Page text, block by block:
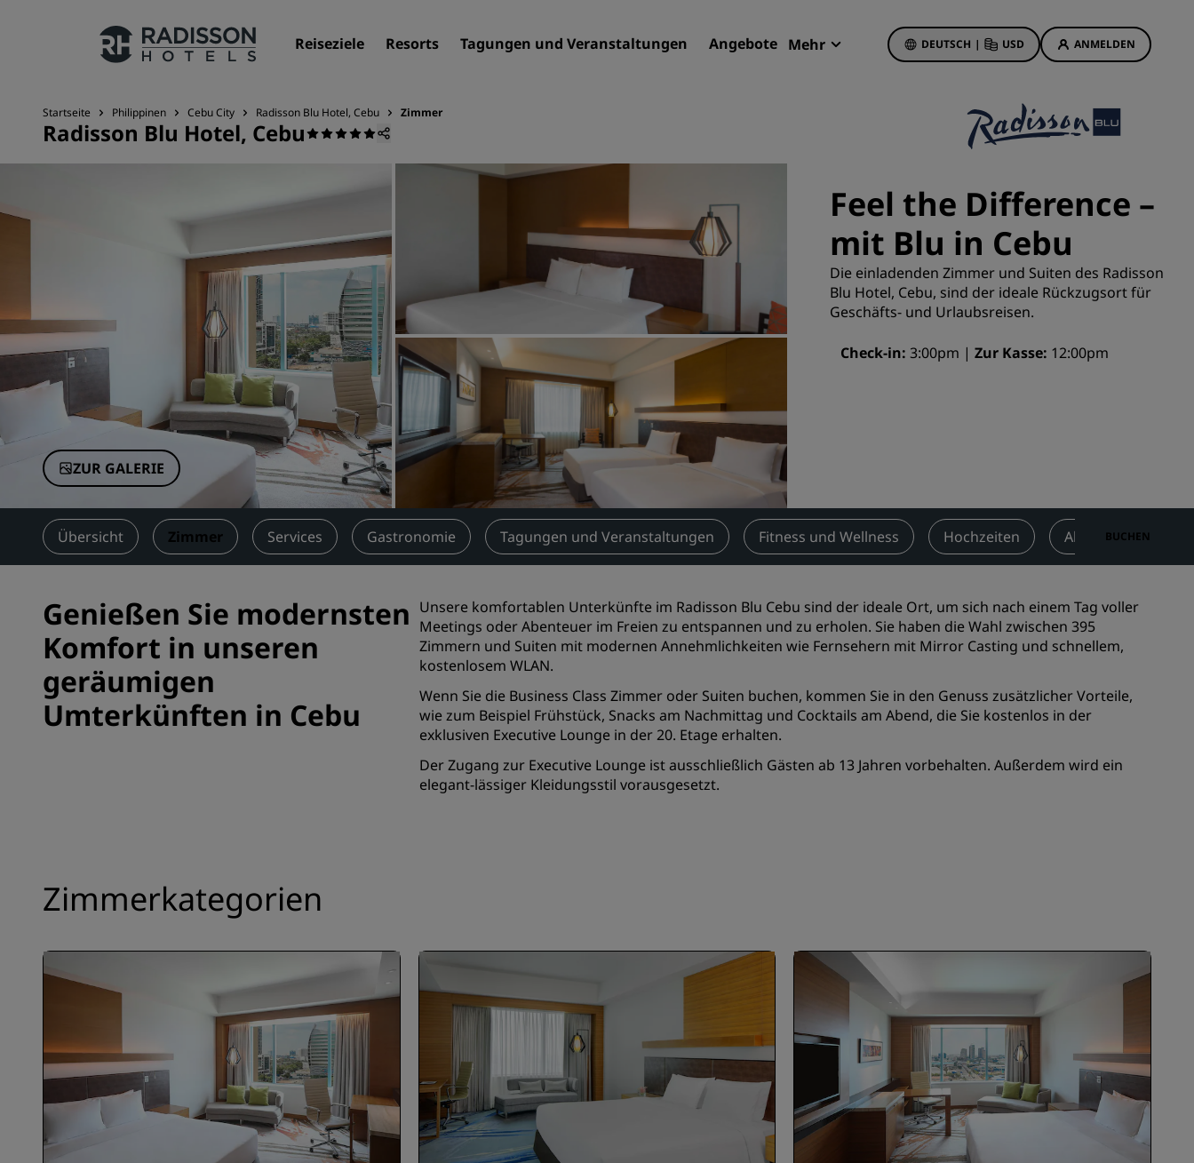
Reiseziele Resorts Tagungen und Veranstaltungen Angebote Mehr DEUTSCH | USD ANMELDEN
Unsere Marken
Verbundene Marken in China
Serviced Apartments
Flughafenhotels
Neue und geplante Hotels
Tagungen und
Veranstaltungen
Einen Meetingraum buchen
Fordern Sie ein Angebot an
Veranstaltungsorte
Flüge suchen
Restaurants
Digitale Services
Hotelangebote
Bonus für die erste Buchung
Deals of the Day
Im Voraus buchen
Unsere Angebote anzeigen
Geschäftsreisender
Hotels im Stadtzentrum
Besuchen Sie unseren Blog
Radisson Rewards
Entdecken Sie Radisson Rewards
So verwenden Sie Punkte
So sammeln Sie Punkte
Startseite Philippinen Cebu City Radisson Blu Hotel, Cebu Zimmer
Radisson Blu Hotel, Cebu
ZUR GALERIE
Feel the Difference –
mit Blu in Cebu
Die einladenden Zimmer und Suiten des Radisson
Blu Hotel, Cebu, sind der ideale Rückzugsort für
Geschäfts- und Urlaubsreisen.
Check-in 3:00pm Zur Kasse 12:00pm
Übersicht Zimmer Services Gastronomie Tagungen und Veranstaltungen Fitness und Wellness Hochzeiten Aktivitäten
BUCHEN
Genießen Sie modernsten
Komfort in unseren
geräumigen
Umterkünften in Cebu
Unsere komfortablen Unterkünfte im Radisson Blu Cebu sind der ideale Ort, um sich nach einem Tag voller
Meetings oder Abenteuer im Freien zu entspannen und zu erholen. Sie haben die Wahl zwischen 395
Zimmern und Suiten mit modernen Annehmlichkeiten wie Fernsehern mit Mirror Casting und schnellem,
kostenlosem WLAN.
Wenn Sie die Business Class Zimmer oder Suiten buchen, kommen Sie in den Genuss zusätzlicher Vorteile,
wie zum Beispiel Frühstück, Snacks am Nachmittag und Cocktails am Abend, die Sie kostenlos in der
exklusiven Executive Lounge in der 20. Etage erhalten.
Der Zugang zur Executive Lounge ist ausschließlich Gästen ab 13 Jahren vorbehalten. Außerdem wird ein
elegant-lässiger Kleidungsstil vorausgesetzt.
Zimmerkategorien